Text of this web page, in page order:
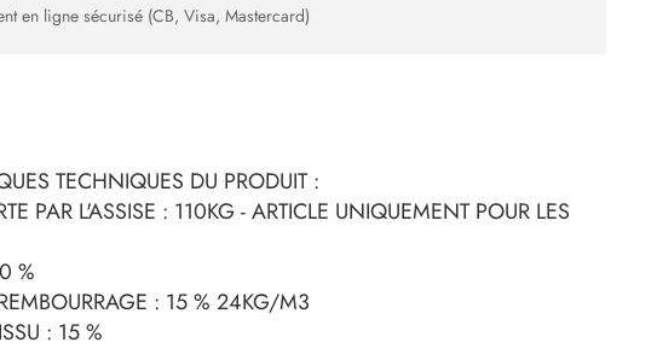
en ligne sécurisé (CB, Visa, Mastercard)
TECHNIQUES DU PRODUIT :
PAR L'ASSISE : 110KG - ARTICLE UNIQUEMENT POUR LES
%
: 15 % 24KG/M3
: 15 %